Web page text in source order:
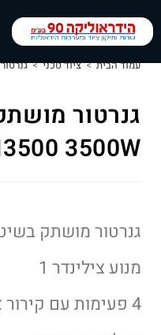
עמוד הבית > ציוד טכני >
גנרטור
3500W
גנרטור מושתק בשיטת
מנוע צילינדר 1
4 פעימות עם קירור אוויר